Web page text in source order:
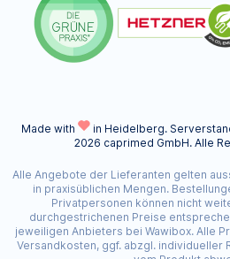
Made with in Heidelberg.
2026 caprimed GmbH. Alle
Alle Angebote der Lieferanten gelten
in praxisüblichen Mengen.
Privatpersonen können nicht
durchgestrichenen Preise
jeweiligen Anbieters bei Wawibox. Alle
Versandkosten, ggf. abzgl. individueller